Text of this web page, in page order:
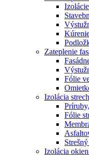
Zateplenie
Fólie
Izolácia
Fólie
Izolácia